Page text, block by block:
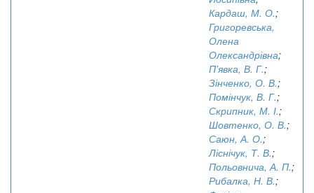
Кардаш, М. О.;
Григоревська,
Олена
Олександрівна;
П'явка, В. Г.;
Зінченко, О. В.;
Помінчук, В. Г.;
Скрипник, М. І.;
Шовтенко, О. В.;
Саюн, А. О.;
Ліснічук, Т. В.;
Польовнича, А. П.;
Рибалка, Н. В.;